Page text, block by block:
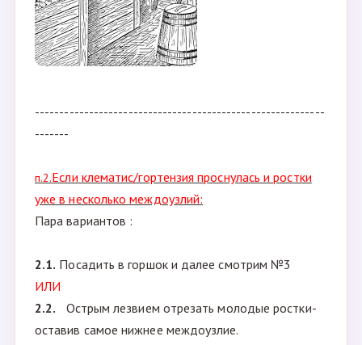
-----------------------------------------------------------
-------
п.2.Если клематис/гортензия проснулась и ростки
уже в несколько междоузлий:
Пара вариантов :
2.1. Посадить в горшок и далее смотрим №3
ИЛИ
2.2. Острым лезвием отрезать молодые ростки-
оставив самое нижнее междоузлие.